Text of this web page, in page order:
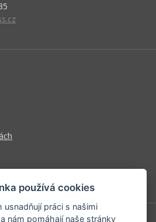
používá cookies
usnadňují práci s našimi
nám pomáhají naše stránky